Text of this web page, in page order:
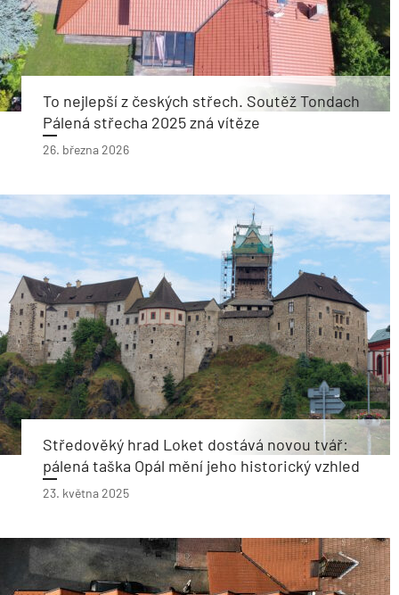
To nejlepší z českých střech. Soutěž Tondach
Pálená střecha 2025 zná vítěze
26. března 2026
Středověký hrad Loket dostává novou tvář:
pálená taška Opál mění jeho historický vzhled
23. května 2025